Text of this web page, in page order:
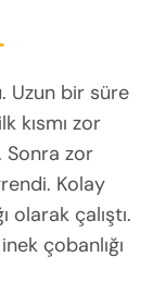
Uzun bir süre
kısmı zor
Sonra zor
Kolay
olarak çalıştı.
çobanlığı